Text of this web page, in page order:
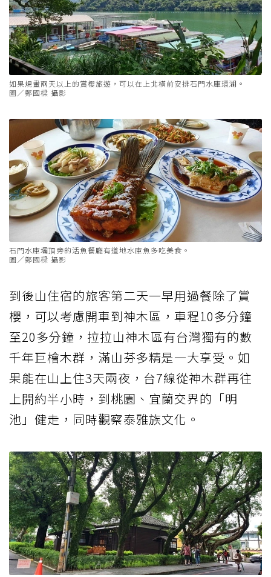
如果規畫兩天以上的賞櫻旅遊，可以在上北橫前安排石門水庫環湖。
圖／鄭國樑 攝影
石門水庫壩頂旁的活魚餐廳有道地水庫魚多吃美食。
圖／鄭國樑 攝影
到後山住宿的旅客第二天一早用過餐除了賞
櫻，可以考慮開車到神木區，車程10多分鐘
至20多分鐘，拉拉山神木區有台灣獨有的數
千年巨檜木群，滿山芬多精是一大享受。如
果能在山上住3天兩夜，台7線從神木群再往
上開約半小時，到桃園、宜蘭交界的「明
池」健走，同時觀察泰雅族文化。